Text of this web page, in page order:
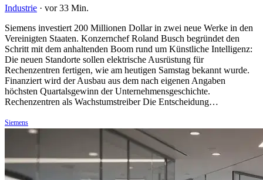
Industrie · vor 33 Min.
Siemens investiert 200 Millionen Dollar in zwei neue Werke in den
Vereinigten Staaten. Konzernchef Roland Busch begründet den
Schritt mit dem anhaltenden Boom rund um Künstliche Intelligenz:
Die neuen Standorte sollen elektrische Ausrüstung für
Rechenzentren fertigen, wie am heutigen Samstag bekannt wurde.
Finanziert wird der Ausbau aus dem nach eigenen Angaben
höchsten Quartalsgewinn der Unternehmensgeschichte.
Rechenzentren als Wachstumstreiber Die Entscheidung…
Siemens